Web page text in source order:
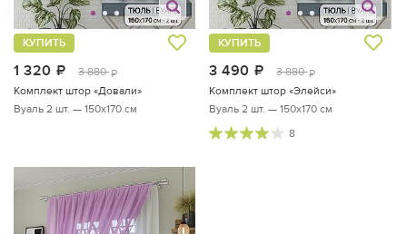
1 320 руб.
3 880 руб.
КУПИТЬ
Комплект штор «Довали»
Вуаль 2 шт. — 150х170 см
3 490 руб.
3 880 руб.
КУПИТЬ
Комплект штор «Элейси»
Вуаль 2 шт. — 150х170 см
8